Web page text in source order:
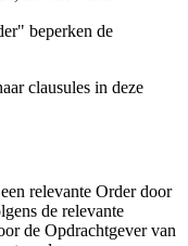
beperken de
clausules in deze
relevante Order door
de relevante
de Opdrachtgever van